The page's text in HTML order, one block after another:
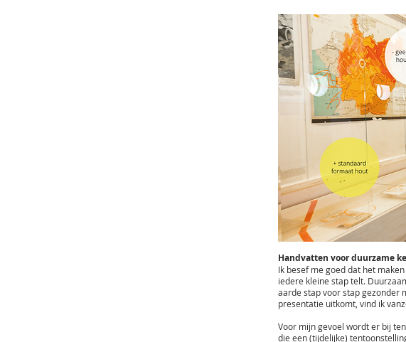
Handvatten voor duurzame
Ik besef me goed dat het
iedere kleine stap telt.
aarde stap voor stap gezonder
presentatie uitkomt, vind ik
Voor mijn gevoel wordt er bij
die een (tijdelijke)